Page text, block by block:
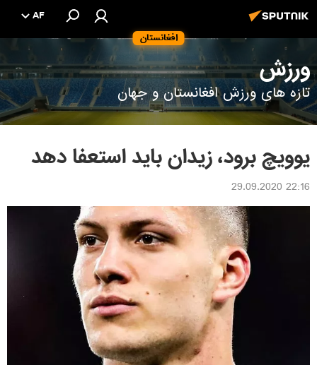
افغانستان
AF
ورزش
تازه های ورزش افغانستان و جهان
یوویچ برود، زیدان باید استعفا دهد
22:16 29.09.2020